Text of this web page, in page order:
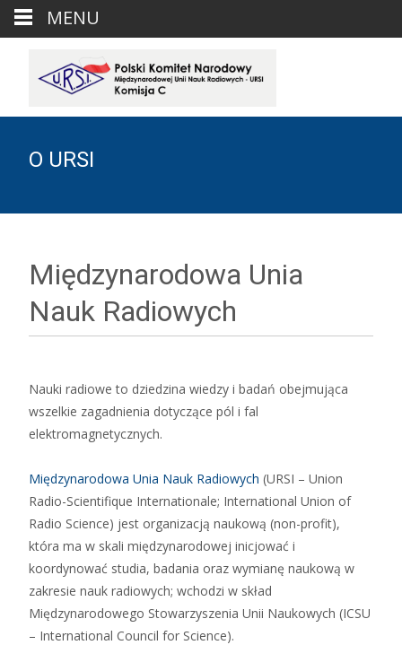
O URSI
Międzynarodowa Unia
Nauk Radiowych
Nauki radiowe to dziedzina wiedzy i badań obejmująca
wszelkie zagadnienia dotyczące pól i fal
elektromagnetycznych.
Międzynarodowa Unia Nauk Radiowych (URSI – Union
Radio-Scientifique Internationale; International Union of
Radio Science) jest organizacją naukową (non-profit),
która ma w skali międzynarodowej inicjować i
koordynować studia, badania oraz wymianę naukową w
zakresie nauk radiowych; wchodzi w skład
Międzynarodowego Stowarzyszenia Unii Naukowych (ICSU
– International Council for Science).
MENU